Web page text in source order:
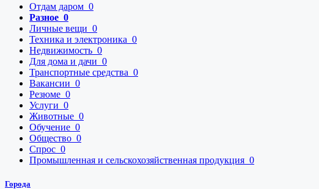
Отдам даром 0
Разное 0
Личные вещи 0
Техника и электроника 0
Недвижимость 0
Для дома и дачи 0
Транспортные средства 0
Вакансии 0
Резюме 0
Услуги 0
Животные 0
Обучение 0
Общество 0
Спрос 0
Промышленная и сельскохозяйственная продукция 0
Города